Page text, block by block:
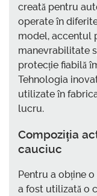
creată pentru
operate în
model, accentul
manevrabilitate
protecție fiabilă
Tehnologia
utilizate în
lucru.
Compoziția
cauciuc
Pentru a obține
a fost utilizată o